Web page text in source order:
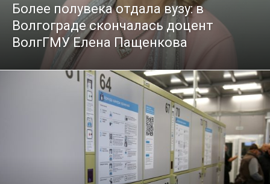
Более полувека отдала вузу: в
Волгограде скончалась доцент
ВолгГМУ Елена Пащенкова